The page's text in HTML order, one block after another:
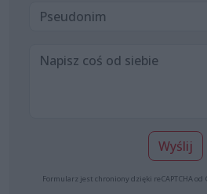
Wyślij
Formularz jest chroniony dzięki reCAPTCHA od